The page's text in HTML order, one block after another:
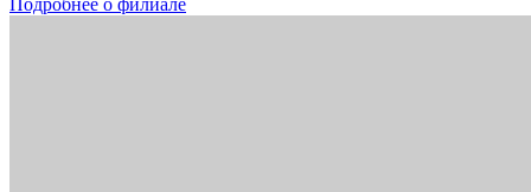
Подробнее о филиале